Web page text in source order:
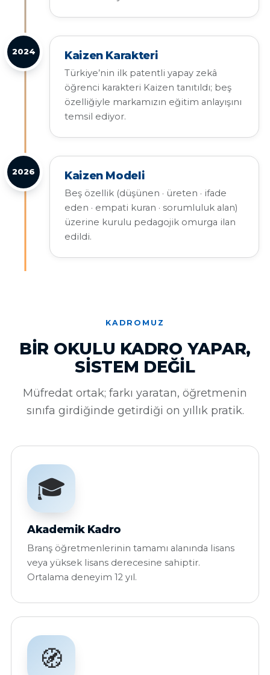
2024 Kaizen Karakteri
Türkiye’nin ilk patentli yapay zekâ
öğrenci karakteri Kaizen tanıtıldı; beş
özelliğiyle markamızın eğitim anlayışını
temsil ediyor.
2026 Kaizen Modeli
Beş özellik (düşünen · üreten · ifade
eden · empati kuran · sorumluluk alan)
üzerine kurulu pedagojik omurga ilan
edildi.
KADROMUZ
BIR OKULU KADRO YAPAR,
SISTEM DEĞIL
Müfredat ortak; farkı yaratan, öğretmenin
sınıfa girdiğinde getirdiği on yıllık pratik.
🎓
Akademik Kadro
Branş öğretmenlerinin tamamı alanında lisans
veya yüksek lisans derecesine sahiptir.
Ortalama deneyim 12 yıl.
🧭